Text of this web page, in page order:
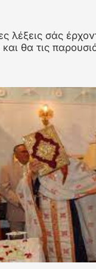
λέξεις σάς
θα τις